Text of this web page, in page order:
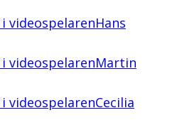
videospelarenHans
videospelarenMartin
videospelarenCecilia